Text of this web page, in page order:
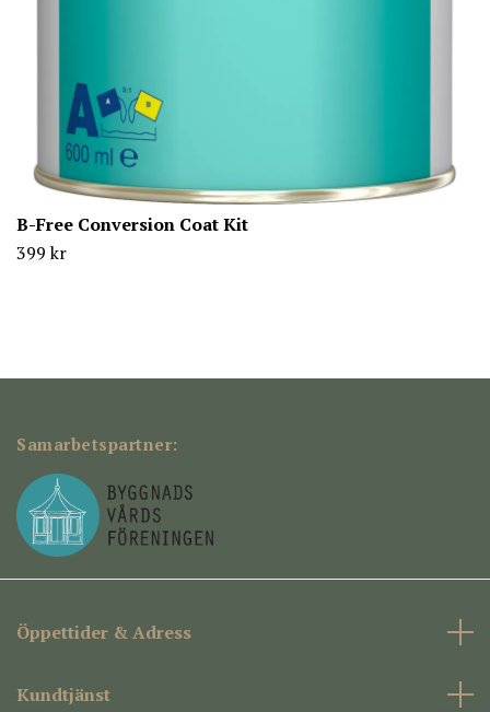
B-Free Conversion Coat Kit
399 kr
Samarbetspartner:
Öppettider & Adress
Kundtjänst